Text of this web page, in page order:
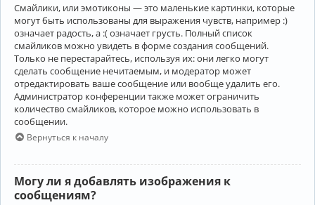
Смайлики, или эмотиконы — это маленькие картинки, которые
могут быть использованы для выражения чувств, например :)
означает радость, а :( означает грусть. Полный список
смайликов можно увидеть в форме создания сообщений.
Только не перестарайтесь, используя их: они легко могут
сделать сообщение нечитаемым, и модератор может
отредактировать ваше сообщение или вообще удалить его.
Администратор конференции также может ограничить
количество смайликов, которое можно использовать в
сообщении.
Вернуться к началу
Могу ли я добавлять изображения к
сообщениям?